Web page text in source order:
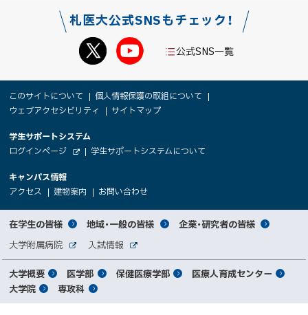
o
シ
ア
る
札医大公式SNSもチェック！
公式SNS一覧
サ
ト
報
このサイトについて
個人情報保護の取組について
ウェブアクセシビリティ
サイトマップ
大
学
関
者
向
け
学生サポートシステム
ログインページ
イ
ト
（
新
ィ
ド
ウ
で
開
き
ま
す
学生サポートシステムについて
キャンパス情報
アクセス
（
新
規
ウ
ィ
ン
ド
ウ
で
き
ま
建物案内
（
新
規
ウ
ィ
ン
ド
ウ
で
き
ま
お問い合わせ
規
ウ
ィ
ウ
で
ま
サ
イ
ト
マ
対
象
者
別
メ
在学生の皆様 地域・一般の皆様 企業・研究者の皆様
関
連
サ
大学附属病院
サ
イ
ト
入試情報
サ
メ
イ
大学概要 医学部 保健医療学部
医療人育成センター
大学院
専攻科